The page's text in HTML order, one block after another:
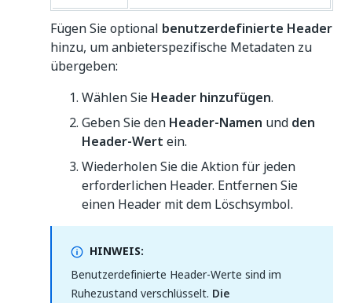
Fügen Sie optional benutzerdefinierte Header
hinzu, um anbieterspezifische Metadaten zu
übergeben:
Wählen Sie Header hinzufügen.
Geben Sie den Header-Namen und den
Header-Wert ein.
Wiederholen Sie die Aktion für jeden
erforderlichen Header. Entfernen Sie
einen Header mit dem Löschsymbol.
HINWEIS:
Benutzerdefinierte Header-Werte sind im
Ruhezustand verschlüsselt. Die